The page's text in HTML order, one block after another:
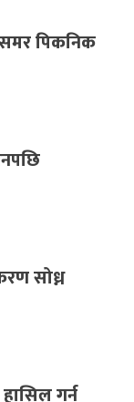
समर पिकनिक
सोध्न
गर्न